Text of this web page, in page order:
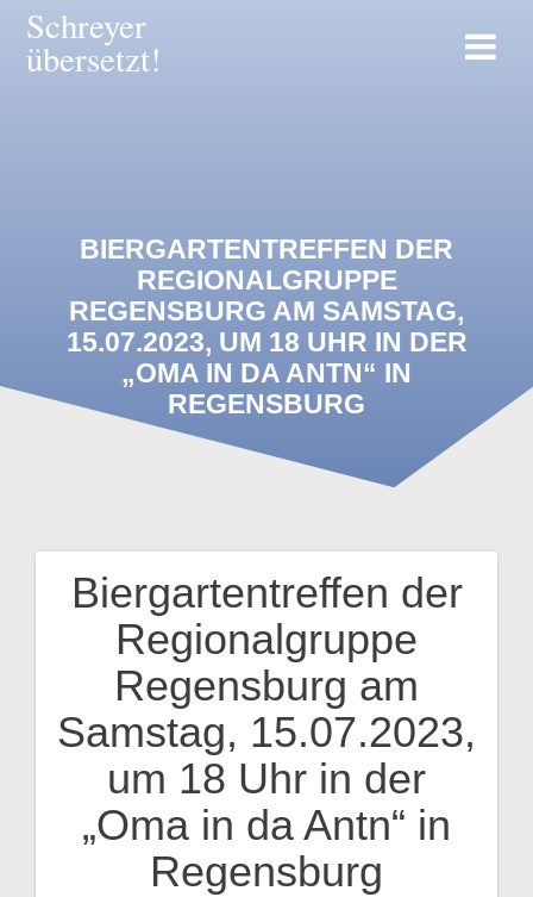
Schreyer
übersetzt!
BIERGARTENTREFFEN DER
REGIONALGRUPPE
REGENSBURG AM SAMSTAG,
15.07.2023, UM 18 UHR IN DER
„OMA IN DA ANTN“ IN
REGENSBURG
Biergartentreffen der
Regionalgruppe
Regensburg am
Samstag, 15.07.2023,
um 18 Uhr in der
„Oma in da Antn“ in
Regensburg
Beitragsnavigation